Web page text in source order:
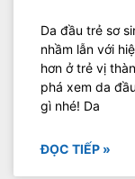
Da đầu trẻ sơ
nhầm lẫn với
hơn ở trẻ vị
phá xem da
gì nhé! Da
ĐỌC TIẾP »